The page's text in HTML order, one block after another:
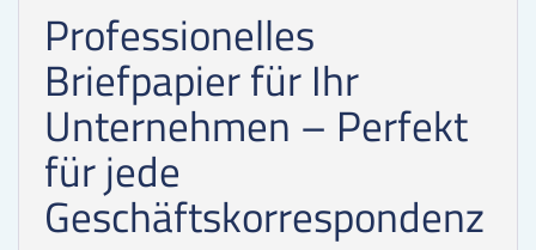
Professionelles
Briefpapier für Ihr
Unternehmen – Perfekt
für jede
Geschäftskorrespondenz